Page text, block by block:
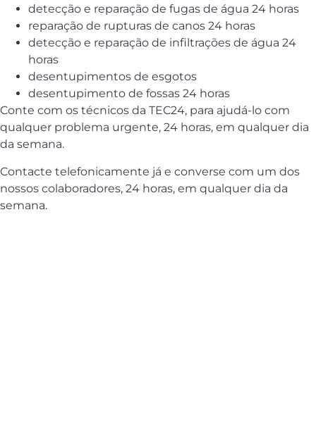
detecção e reparação de fugas de água 24 horas
reparação de rupturas de canos 24 horas
detecção e reparação de infiltrações de água 24
horas
desentupimentos de esgotos
desentupimento de fossas 24 horas
Conte com os técnicos da TEC24, para ajudá-lo com
qualquer problema urgente, 24 horas, em qualquer dia
da semana.
Contacte telefonicamente já e converse com um dos
nossos colaboradores, 24 horas, em qualquer dia da
semana.